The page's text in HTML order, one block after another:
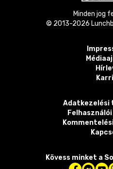
Minden jog
© 2013-2026
Kövess minket a